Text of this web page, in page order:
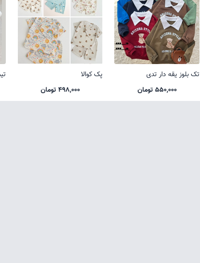
تک بلوز یقه دار تدی
550,000 تومان
پک کوالا
498,000 تومان